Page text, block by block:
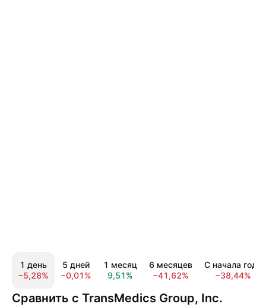
1 день
−5,28%
5 дней
−0,01%
1 месяц
9,51%
6 месяцев
−41,62%
С начала года
−38,44%
Сравнить с TransMedics Group, Inc.